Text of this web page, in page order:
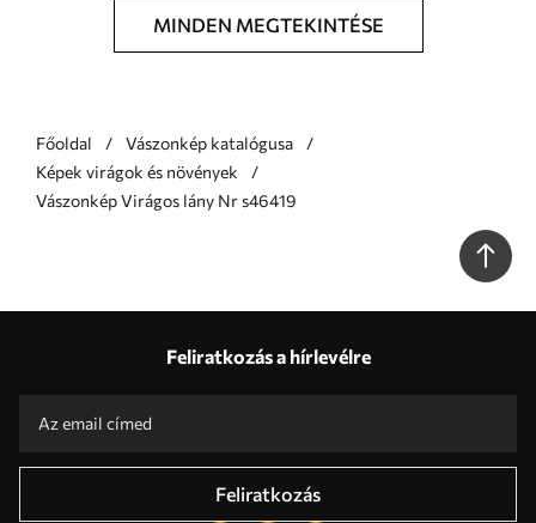
MINDEN MEGTEKINTÉSE
Főoldal
Vászonkép katalógusa
Képek virágok és növények
Vászonkép Virágos lány Nr s46419
Feliratkozás a hírlevélre
Feliratkozás